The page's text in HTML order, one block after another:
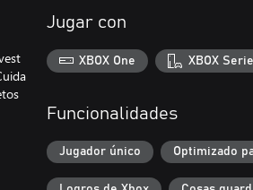
Jugar con
XBOX One XBOX
Funcionalidades
Jugador único Optimizado